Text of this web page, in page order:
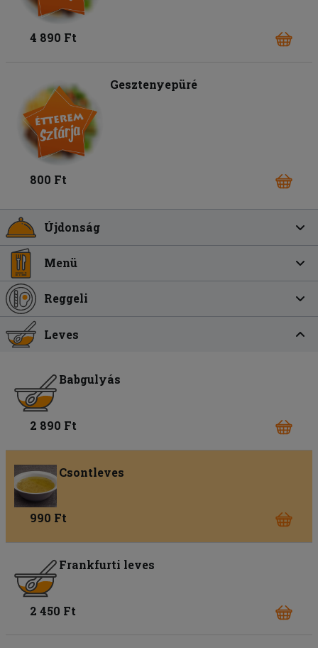
4 890 Ft
Gesztenyepüré
800 Ft
Újdonság
Menü
Reggeli
Leves
Babgulyás
2 890 Ft
Csontleves
990 Ft
Frankfurti leves
2 450 Ft